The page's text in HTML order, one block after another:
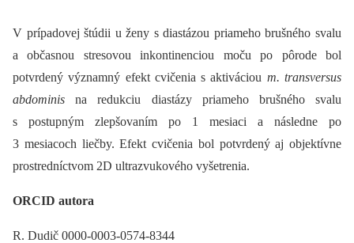
V prípadovej štúdii u ženy s diastázou priameho brušného svalu
a občasnou stresovou inkontinenciou moču po pôrode bol
potvrdený významný efekt cvičenia s aktiváciou m. transversus
abdominisna redukciu diastázy priameho brušného svalu
s postupným zlepšovaním po 1 mesiaci a následne po
3 mesiacoch liečby. Efekt cvičenia bol potvrdený aj objektívne
prostredníctvom 2D ultrazvukového vyšetrenia.
ORCID autora
R. Dudič 0000-0003-0574-8344